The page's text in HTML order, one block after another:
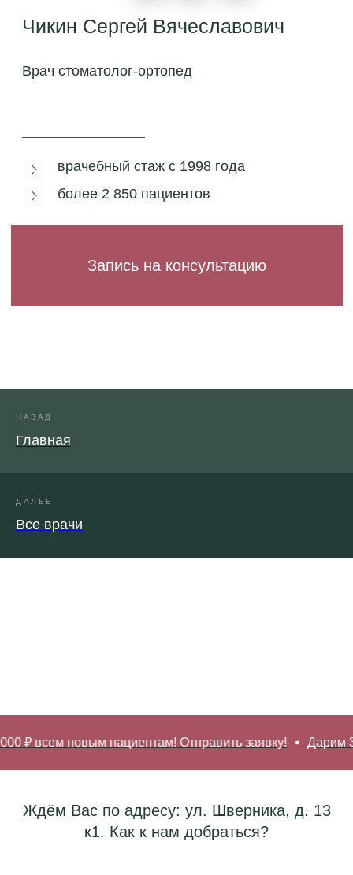
Запись на консультацию
НАЗАД
Главная
ДАЛЕЕ
Все врачи
₽ всем новым пациентам! Отправить заявку! Дарим 3
Ждём Вас по адресу: ул. Шверника, д. 13
к1. Как к нам добраться?